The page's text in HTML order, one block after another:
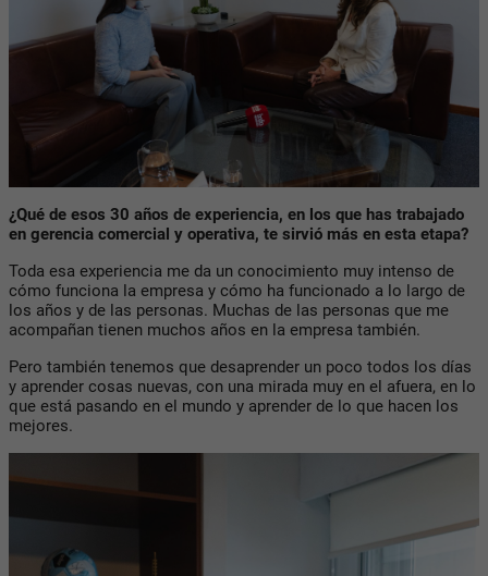
¿Qué de esos 30 años de experiencia, en los que has trabajado
en gerencia comercial y operativa, te sirvió más en esta etapa?
Toda esa experiencia me da un conocimiento muy intenso de
cómo funciona la empresa y cómo ha funcionado a lo largo de
los años y de las personas. Muchas de las personas que me
acompañan tienen muchos años en la empresa también.
Pero también tenemos que desaprender un poco todos los días
y aprender cosas nuevas, con una mirada muy en el afuera, en lo
que está pasando en el mundo y aprender de lo que hacen los
mejores.